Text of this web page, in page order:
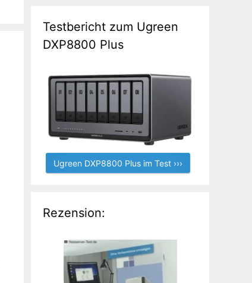
Testbericht zum Ugreen
DXP8800 Plus
Ugreen DXP8800 Plus im Test ›››
Rezension: